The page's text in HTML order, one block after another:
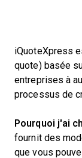
iQuoteXpress
quote) basée
entreprises à
processus de
Pourquoi j'ai
fournit des
que vous